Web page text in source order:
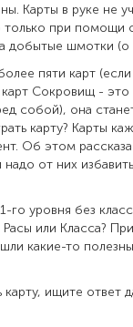
Карты в руке не
только при помощи
добытые шмотки (о
пяти карт
Сокровищ - это
собой), она
карту? Карты
Об этом
надо от них
го уровня без
Расы или Класса?
какие-то
ищите ответ